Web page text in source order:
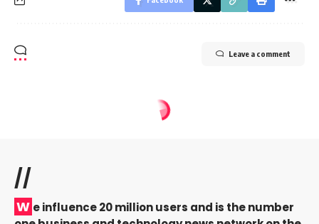
Leave a comment
//
W e influence 20 million users and is the number